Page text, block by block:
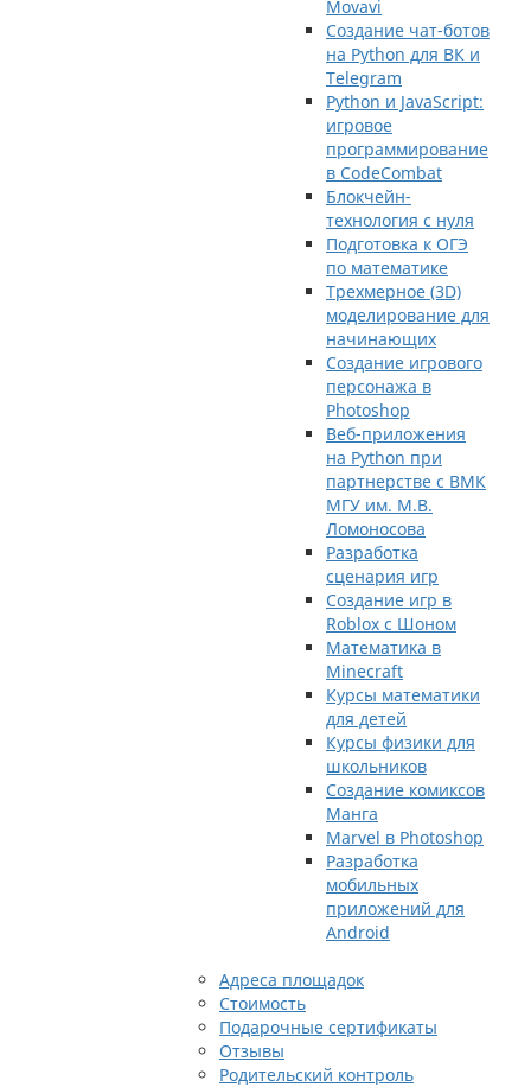
Movavi
Создание чат-ботов
на Python для ВК и
Telegram
Python и JavaScript:
игровое
программирование
в CodeCombat
Блокчейн-
технология с нуля
Подготовка к ОГЭ
по математике
Трехмерное (3D)
моделирование для
начинающих
Создание игрового
персонажа в
Photoshop
Веб-приложения
на Python при
партнерстве с ВМК
МГУ им. М.В.
Ломоносова
Разработка
сценария игр
Создание игр в
Roblox с Шоном
Математика в
Minecraft
Курсы математики
для детей
Курсы физики для
школьников
Создание комиксов
Манга
Marvel в Photoshop
Разработка
мобильных
приложений для
Android
Адреса площадок
Стоимость
Подарочные сертификаты
Отзывы
Родительский контроль